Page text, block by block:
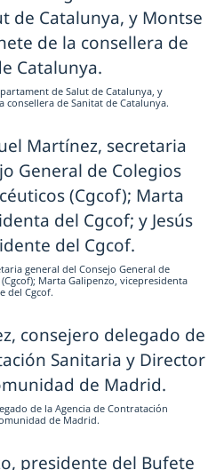
de Salut de Catalunya, y
consellera de Sanitat de Catalunya.
general del Consejo General de
Marta Galipenzo, vicepresidenta
del Cgcof.
de la Agencia de Contratación
de Madrid.